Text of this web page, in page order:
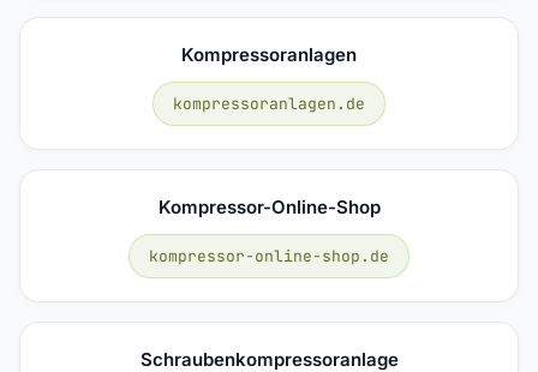
Kompressoranlagen
kompressoranlagen.de
Kompressor-Online-Shop
kompressor-online-shop.de
Schraubenkompressoranlage